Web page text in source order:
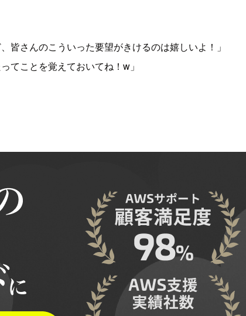
皆さんのこういった要望がきけるのは嬉しいよ！」
てことを覚えておいてね！w」